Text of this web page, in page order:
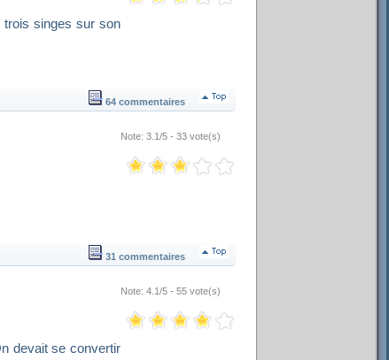
trois singes sur son
64 commentaires
Note: 3.1/5 - 33 vote(s)
31 commentaires
Note: 4.1/5 - 55 vote(s)
devait se convertir